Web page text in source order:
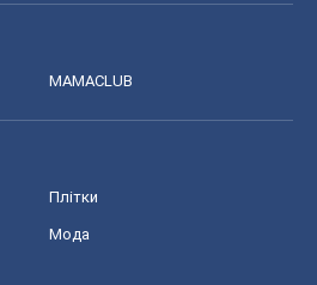
MAMACLUB
Плітки
Мода